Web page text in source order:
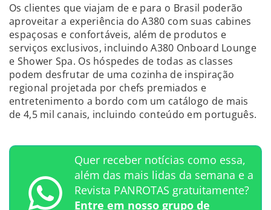
Os clientes que viajam de e para o Brasil poderão
aproveitar a experiência do A380 com suas cabines
espaçosas e confortáveis, além de produtos e
serviços exclusivos, incluindo A380 Onboard Lounge
e Shower Spa. Os hóspedes de todas as classes
podem desfrutar de uma cozinha de inspiração
regional projetada por chefs premiados e
entretenimento a bordo com um catálogo de mais
de 4,5 mil canais, incluindo conteúdo em português.
Quer receber notícias como essa,
além das mais lidas da semana e a
Revista PANROTAS gratuitamente?
Entre em nosso grupo de